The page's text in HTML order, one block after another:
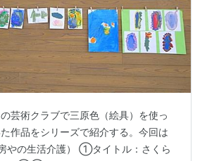
芸術クラブで三原色（絵具）を使っ
作品をシリーズで紹介する。今回は
やの生活介護） ①タイトル：さくら